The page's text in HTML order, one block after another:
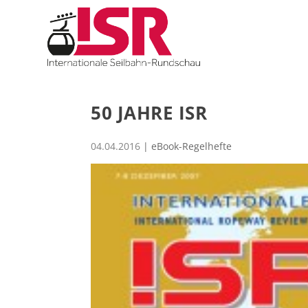
50 JAHRE ISR
04.04.2016 | eBook-Regelhefte